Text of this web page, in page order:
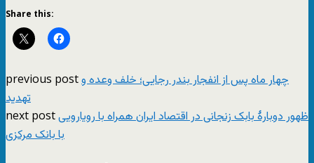
Share this:
previous postچهار ماه پس از انفجار بندر رجایی؛ خلف وعده و
تهدید
next postظهور دوبارهٔ بابک زنجانی در اقتصاد ایران همراه با رویارویی
با بانک مرکزی